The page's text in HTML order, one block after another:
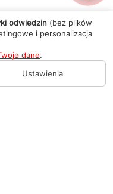
odwiedzin (bez plików
i personalizacja
dane.
Ustawienia